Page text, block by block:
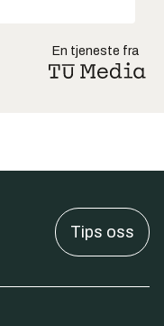
En tjeneste fra
Tips oss